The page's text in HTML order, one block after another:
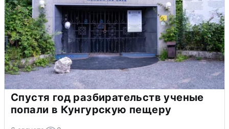
Спустя год разбирательств ученые
попали в Кунгурскую пещеру